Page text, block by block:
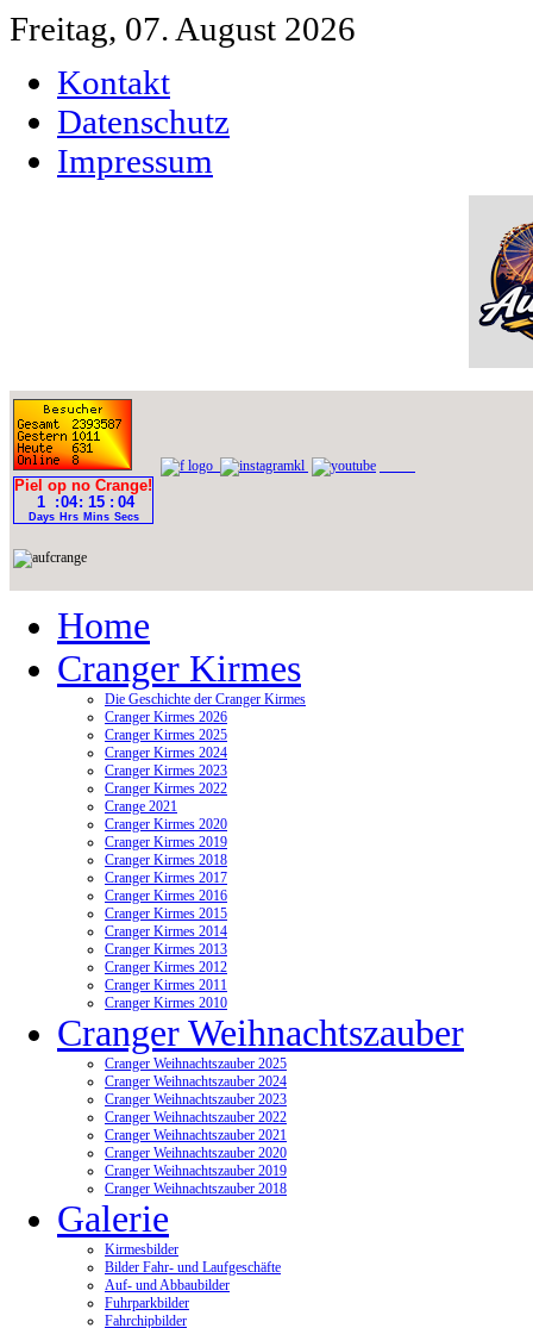
Freitag, 07. August 2026
Kontakt
Datenschutz
Impressum
Home
Cranger Kirmes
Die Geschichte der Cranger Kirmes
Cranger Kirmes 2026
Cranger Kirmes 2025
Cranger Kirmes 2024
Cranger Kirmes 2023
Cranger Kirmes 2022
Crange 2021
Cranger Kirmes 2020
Cranger Kirmes 2019
Cranger Kirmes 2018
Cranger Kirmes 2017
Cranger Kirmes 2016
Cranger Kirmes 2015
Cranger Kirmes 2014
Cranger Kirmes 2013
Cranger Kirmes 2012
Cranger Kirmes 2011
Cranger Kirmes 2010
Cranger Weihnachtszauber
Cranger Weihnachtszauber 2025
Cranger Weihnachtszauber 2024
Cranger Weihnachtszauber 2023
Cranger Weihnachtszauber 2022
Cranger Weihnachtszauber 2021
Cranger Weihnachtszauber 2020
Cranger Weihnachtszauber 2019
Cranger Weihnachtszauber 2018
Galerie
Kirmesbilder
Bilder Fahr- und Laufgeschäfte
Auf- und Abbaubilder
Fuhrparkbilder
Fahrchipbilder